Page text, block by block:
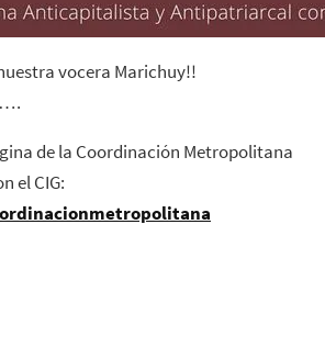
vocera Marichuy!!
de la Coordinación Metropolitana
el CIG: